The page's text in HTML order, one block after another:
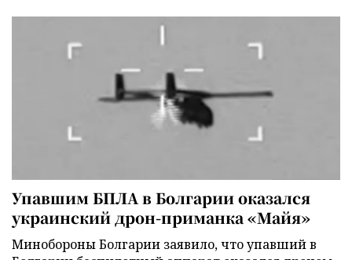
Упавшим БПЛА в Болгарии оказался
украинский дрон-приманка «Майя»
Минобороны Болгарии заявило, что упавший в